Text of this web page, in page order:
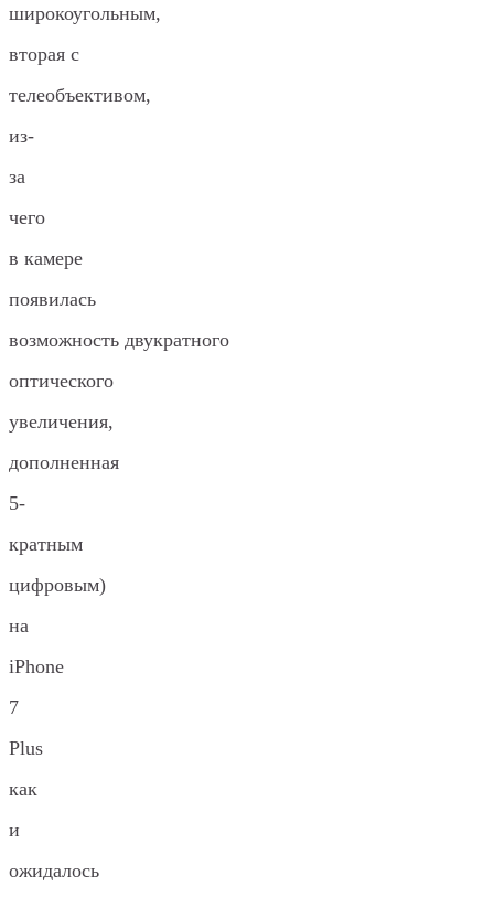
широкоугольным,
вторая с
телеобъективом,
из-
за
чего
в камере
появилась
возможность двукратного
оптического
увеличения,
дополненная
5-
кратным
цифровым)
на
iPhone
7
Plus
как
и
ожидалось